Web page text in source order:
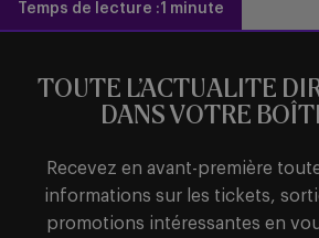
Temps de lecture :1 minute
TOUTE L’ACTUALITE
DANS VOTRE
Recevez en avant-première
informations sur les tickets,
promotions intéressantes en